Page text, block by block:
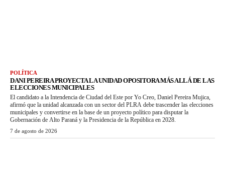
POLÍTICA
DANI PEREIRA PROYECTA LA UNIDAD OPOSITORA MÁS ALLÁ DE LAS
ELECCIONES MUNICIPALES
El candidato a la Intendencia de Ciudad del Este por Yo Creo, Daniel Pereira Mujica,
afirmó que la unidad alcanzada con un sector del PLRA debe trascender las elecciones
municipales y convertirse en la base de un proyecto político para disputar la
Gobernación de Alto Paraná y la Presidencia de la República en 2028.
7 de agosto de 2026